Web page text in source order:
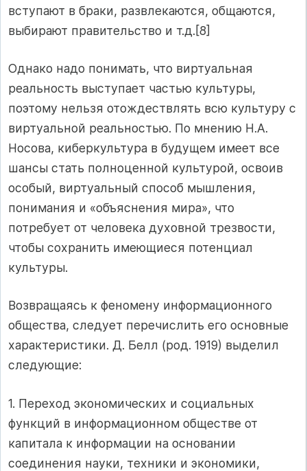
вступают в браки, развлекаются, общаются,
выбирают правительство и т.д.[8]
Однако надо понимать, что виртуальная
реальность выступает частью культуры,
поэтому нельзя отождествлять всю культуру с
виртуальной реальностью. По мнению Н.А.
Носова, киберкультура в будущем имеет все
шансы стать полноценной культурой, освоив
особый, виртуальный способ мышления,
понимания и «объяснения мира», что
потребует от человека духовной трезвости,
чтобы сохранить имеющиеся потенциал
культуры.
Возвращаясь к феномену информационного
общества, следует перечислить его основные
характеристики. Д. Белл (род. 1919) выделил
следующие:
1. Переход экономических и социальных
функций в информационном обществе от
капитала к информации на основании
соединения науки, техники и экономики,